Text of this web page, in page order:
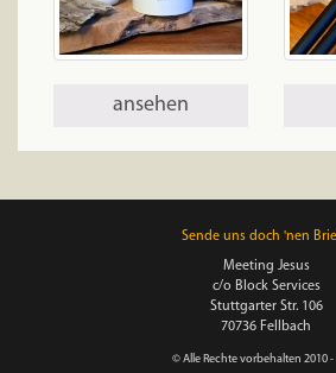
ansehen
Sende uns doch 'nen
Meeting Jesus
c/o Block Services
Stuttgarter Str. 106
70736 Fellbach
© Alle Rechte vorbehalten 2010 -